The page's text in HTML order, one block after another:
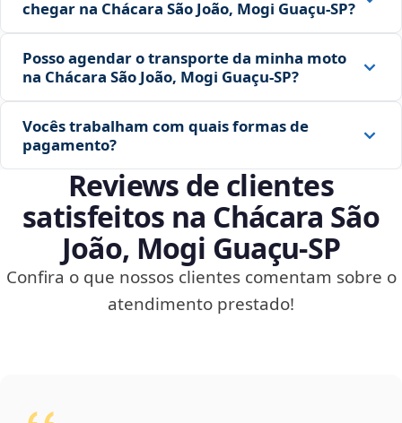
chegar na Chácara São João, Mogi Guaçu‑SP?
Posso agendar o transporte da minha moto
na Chácara São João, Mogi Guaçu‑SP?
Vocês trabalham com quais formas de
pagamento?
Reviews de clientes
satisfeitos na Chácara São
João, Mogi Guaçu‑SP
Confira o que nossos clientes comentam sobre o
atendimento prestado!